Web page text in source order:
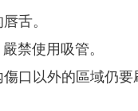
舌。
禁使用吸管。
口以外的區域仍要